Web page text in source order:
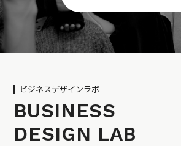
ビジネスデザインラボ
BUSINESS
DESIGN LAB